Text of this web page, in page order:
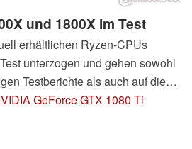
und 1800X im Test
erhältlichen Ryzen-CPUs
unterzogen und gehen sowohl
Testberichte als auch auf die
Architektur ein.
GeForce GTX 1080 Ti